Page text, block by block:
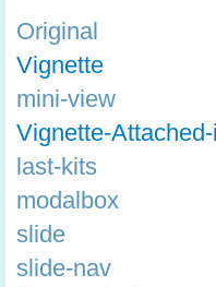
Original
Vignette
mini-view
Vignette-
last-kits
modalbox
slide
slide-nav